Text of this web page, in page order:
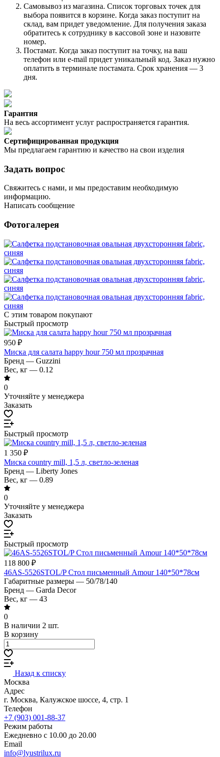
Самовывоз из магазина. Список торговых точек для
выбора появится в корзине. Когда заказ поступит на
склад, вам придет уведомление. Для получения заказа
обратитесь к сотруднику в кассовой зоне и назовите
номер.
Постамат. Когда заказ поступит на точку, на ваш
телефон или e-mail придет уникальный код. Заказ нужно
оплатить в терминале постамата. Срок хранения — 3
дня.
Гарантия
На весь ассортимент услуг распространяется гарантия.
Сертифицированная продукция
Мы предлагаем гарантию и качество на свои изделия
Задать вопрос
Свяжитесь с нами, и мы предоставим необходимую
информацию.
Написать сообщение
Фотогалерея
С этим товаром покупают
Быстрый просмотр
950 ₽
Миска для салата happy hour 750 мл прозрачная
Бренд — Guzzini
Вес, кг — 0.12
0
Уточняйте у менеджера
Заказать
Быстрый просмотр
1 350 ₽
Миска country mill, 1,5 л, светло-зеленая
Бренд — Liberty Jones
Вес, кг — 0.89
0
Уточняйте у менеджера
Заказать
Быстрый просмотр
118 800 ₽
46AS-5526STOL/P Стол письменный Amour 140*50*78см
Габаритные размеры — 50/78/140
Бренд — Garda Decor
Вес, кг — 43
0
В наличии 2 шт.
В корзину
Назад к списку
Москва
Адрес
г. Москва, Калужское шоссе, 4, стр. 1
Телефон
+7 (903) 001-88-37
Режим работы
Ежедневно с 10.00 до 20.00
Email
info@lyustrilux.ru